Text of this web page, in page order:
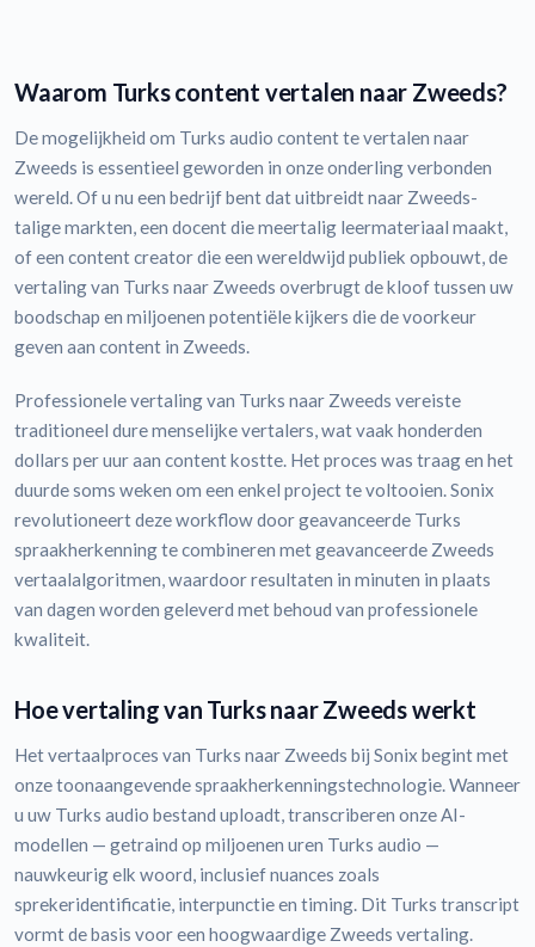
Waarom Turks content vertalen naar Zweeds?
De mogelijkheid om Turks audio content te vertalen naar
Zweeds is essentieel geworden in onze onderling verbonden
wereld. Of u nu een bedrijf bent dat uitbreidt naar Zweeds-
talige markten, een docent die meertalig leermateriaal maakt,
of een content creator die een wereldwijd publiek opbouwt, de
vertaling van Turks naar Zweeds overbrugt de kloof tussen uw
boodschap en miljoenen potentiële kijkers die de voorkeur
geven aan content in Zweeds.
Professionele vertaling van Turks naar Zweeds vereiste
traditioneel dure menselijke vertalers, wat vaak honderden
dollars per uur aan content kostte. Het proces was traag en het
duurde soms weken om een enkel project te voltooien. Sonix
revolutioneert deze workflow door geavanceerde Turks
spraakherkenning te combineren met geavanceerde Zweeds
vertaalalgoritmen, waardoor resultaten in minuten in plaats
van dagen worden geleverd met behoud van professionele
kwaliteit.
Hoe vertaling van Turks naar Zweeds werkt
Het vertaalproces van Turks naar Zweeds bij Sonix begint met
onze toonaangevende spraakherkenningstechnologie. Wanneer
u uw Turks audio bestand uploadt, transcriberen onze AI-
modellen — getraind op miljoenen uren Turks audio —
nauwkeurig elk woord, inclusief nuances zoals
sprekeridentificatie, interpunctie en timing. Dit Turks transcript
vormt de basis voor een hoogwaardige Zweeds vertaling.